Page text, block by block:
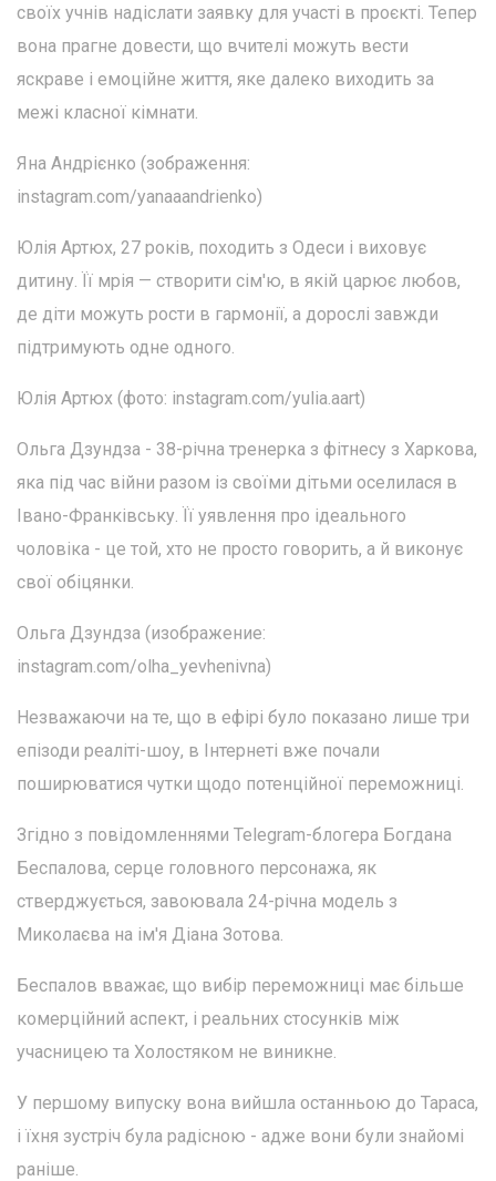
своїх учнів надіслати заявку для участі в проєкті. Тепер
вона прагне довести, що вчителі можуть вести
яскраве і емоційне життя, яке далеко виходить за
межі класної кімнати.
Яна Андрієнко (зображення:
instagram.com/yanaaandrienko)
Юлія Артюх, 27 років, походить з Одеси і виховує
дитину. Її мрія — створити сім'ю, в якій царює любов,
де діти можуть рости в гармонії, а дорослі завжди
підтримують одне одного.
Юлія Артюх (фото: instagram.com/yulia.aart)
Ольга Дзундза - 38-річна тренерка з фітнесу з Харкова,
яка під час війни разом із своїми дітьми оселилася в
Івано-Франківську. Її уявлення про ідеального
чоловіка - це той, хто не просто говорить, а й виконує
свої обіцянки.
Ольга Дзундза (изображение:
instagram.com/olha_yevhenivna)
Незважаючи на те, що в ефірі було показано лише три
епізоди реаліті-шоу, в Інтернеті вже почали
поширюватися чутки щодо потенційної переможниці.
Згідно з повідомленнями Telegram-блогера Богдана
Беспалова, серце головного персонажа, як
стверджується, завоювала 24-річна модель з
Миколаєва на ім'я Діана Зотова.
Беспалов вважає, що вибір переможниці має більше
комерційний аспект, і реальних стосунків між
учасницею та Холостяком не виникне.
У першому випуску вона вийшла останньою до Тараса,
і їхня зустріч була радісною - адже вони були знайомі
раніше.